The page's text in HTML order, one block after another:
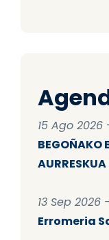
15 Ago 2026
BEGOÑAKO
AURRESKUA
13 Sep 2026
Erromeria